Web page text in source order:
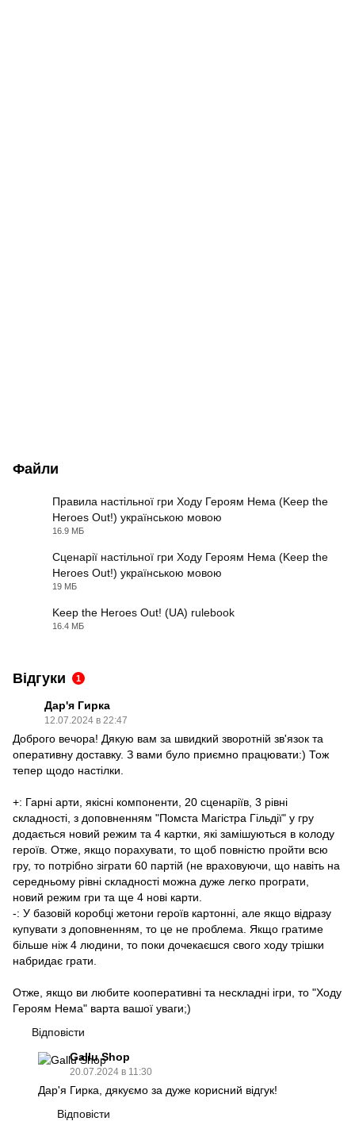
Файли
Правила настільної гри Ходу Героям Нема (Keep the
Heroes Out!) українською мовою
16.9 МБ
Сценарії настільної гри Ходу Героям Нема (Keep the
Heroes Out!) українською мовою
19 МБ
Keep the Heroes Out! (UA) rulebook
16.4 МБ
Відгуки 1
Дар'я Гирка
12.07.2024 в 22:47
Доброго вечора! Дякую вам за швидкий зворотній зв'язок та
оперативну доставку. З вами було приємно працювати:) Тож
тепер щодо настілки.
+: Гарні арти, якісні компоненти, 20 сценаріїв, 3 рівні
складності, з доповненням "Помста Магістра Гільдії" у гру
додається новий режим та 4 картки, які замішуються в колоду
героїв. Отже, якщо порахувати, то щоб повністю пройти всю
гру, то потрібно зіграти 60 партій (не враховуючи, що навіть на
середньому рівні складності можна дуже легко програти,
новий режим гри та ще 4 нові карти.
-: У базовій коробці жетони героїв картонні, але якщо відразу
купувати з доповненням, то це не проблема. Якщо гратиме
більше ніж 4 людини, то поки дочекаєшся свого ходу трішки
набридає грати.
Отже, якщо ви любите кооперативні та нескладні ігри, то "Ходу
Героям Нема" варта вашої уваги;)
Відповісти
Gallu Shop
20.07.2024 в 11:30
Дар'я Гирка, дякуємо за дуже корисний відгук!
Відповісти